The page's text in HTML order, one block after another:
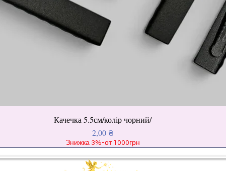
Качечка 5.5см/колір чорний/
Ціна
2,00 ₴
Знижка 3%-от 1000грн